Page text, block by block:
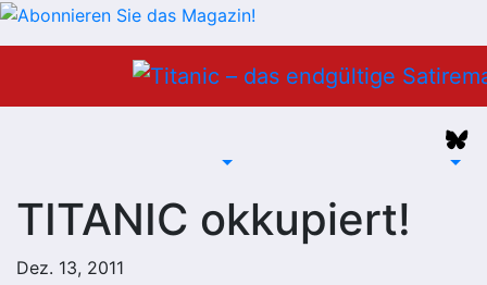
TITANIC okkupiert!
Dez. 13, 2011